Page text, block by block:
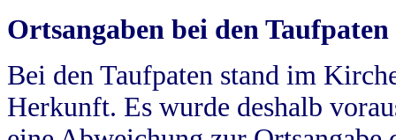
Ortsangaben bei den Taufpaten
Bei den Taufpaten stand im
Herkunft. Es wurde deshalb